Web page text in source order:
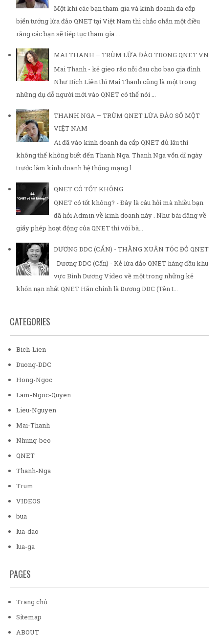
Một khi các bạn tham gia và kinh doanh đa cấp
biến tướng lừa đảo QNET tại Việt Nam thì chắc chắn một điều
rằng các bạn sẽ tiếp tục tham gia ...
MAI THANH – TRÙM LỪA ĐẢO TRONG QNET VN
Mai Thanh - kẻ gieo rắc nỗi đau cho bao gia đình
Như Bích Liên thì Mai Thanh cũng là một trong
những dụ dỗ người mới vào QNET có thể nói ...
THANH NGA – TRÙM QNET LỪA ĐẢO SỐ MỘT
VIỆT NAM
Ai đã vào kinh doanh đa cấp QNET đủ lâu thì
không thể không biết đến Thanh Nga. Thanh Nga vốn dĩ ngày
trước làm kinh doanh hệ thống mạng l...
QNET CÓ TỐT KHÔNG
QNET có tốt không? - Đây là câu hỏi mà nhiều bạn
đã hỏi Admin về kinh doanh này . Như bài đăng về
giấy phép hoạt động của QNET thì với bà...
DƯƠNG DDC (CẨN) - THẰNG XUÂN TÓC ĐỎ QNET
Dương DDC (Cẩn) - Kẻ lừa đảo QNET hàng đầu khu
vực Bình Dương Video về một trong những kẻ
khốn nạn nhất QNET Hắn chính là Dương DDC (Tên t...
CATEGORIES
Bich-Lien
Duong-DDC
Hong-Ngoc
Lam-Ngoc-Quyen
Lieu-Nguyen
Mai-Thanh
Nhung-beo
QNET
Thanh-Nga
Trum
VIDEOS
bua
lua-dao
lua-ga
PAGES
Trang chủ
Sitemap
ABOUT